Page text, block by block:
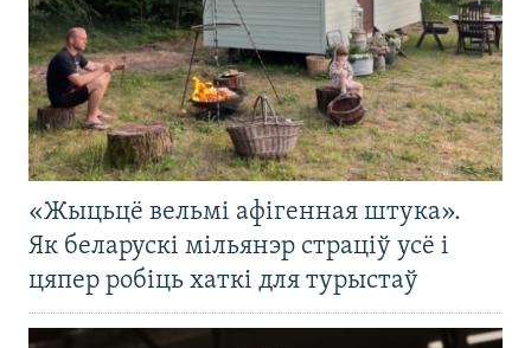
«Жыцьцё вельмі афігенная штука».
Як беларускі мільянэр страціў усё і
цяпер робіць хаткі для турыстаў